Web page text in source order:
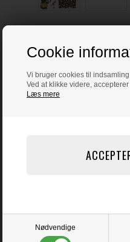
Cookie
Vi bruger cookies til
Ved at klikke videre,
Læs mere
Nødvendige